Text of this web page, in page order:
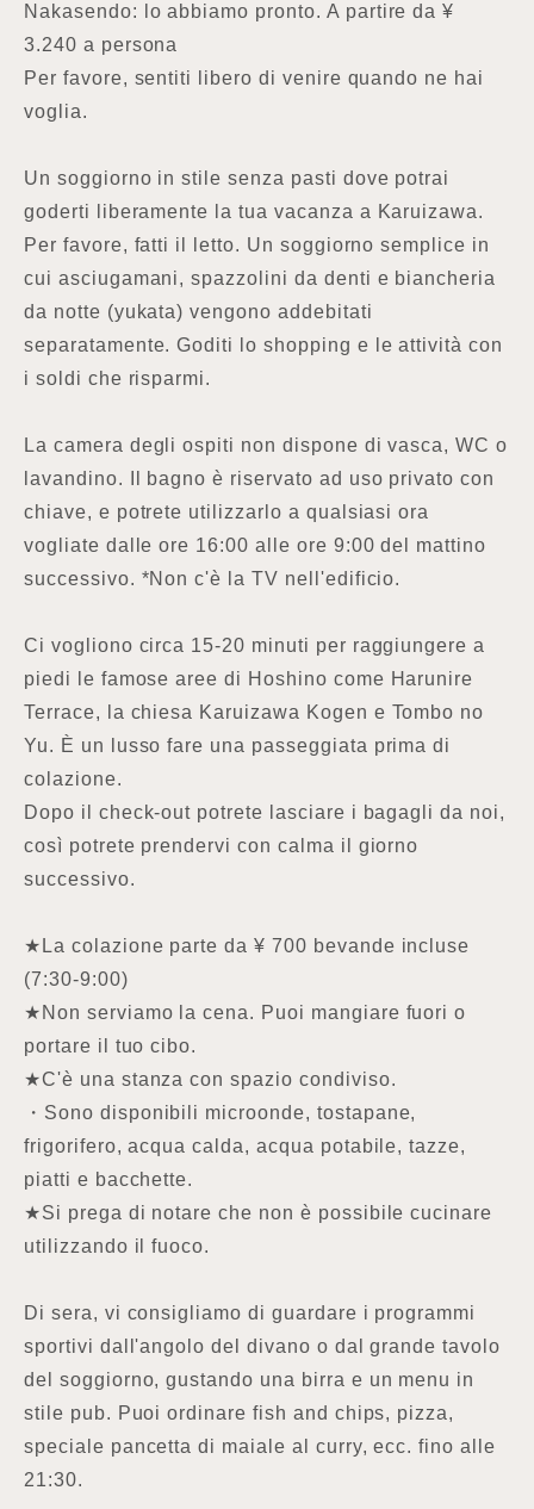
Nakasendo: lo abbiamo pronto. A partire da ¥
3.240 a persona
Per favore, sentiti libero di venire quando ne hai
voglia.
Un soggiorno in stile senza pasti dove potrai
goderti liberamente la tua vacanza a Karuizawa.
Per favore, fatti il letto. Un soggiorno semplice in
cui asciugamani, spazzolini da denti e biancheria
da notte (yukata) vengono addebitati
separatamente. Goditi lo shopping e le attività con
i soldi che risparmi.
La camera degli ospiti non dispone di vasca, WC o
lavandino. Il bagno è riservato ad uso privato con
chiave, e potrete utilizzarlo a qualsiasi ora
vogliate dalle ore 16:00 alle ore 9:00 del mattino
successivo. *Non c'è la TV nell'edificio.
Ci vogliono circa 15-20 minuti per raggiungere a
piedi le famose aree di Hoshino come Harunire
Terrace, la chiesa Karuizawa Kogen e Tombo no
Yu. È un lusso fare una passeggiata prima di
colazione.
Dopo il check-out potrete lasciare i bagagli da noi,
così potrete prendervi con calma il giorno
successivo.
★La colazione parte da ¥ 700 bevande incluse
(7:30-9:00)
★Non serviamo la cena. Puoi mangiare fuori o
portare il tuo cibo.
★C'è una stanza con spazio condiviso.
・Sono disponibili microonde, tostapane,
frigorifero, acqua calda, acqua potabile, tazze,
piatti e bacchette.
★Si prega di notare che non è possibile cucinare
utilizzando il fuoco.
Di sera, vi consigliamo di guardare i programmi
sportivi dall'angolo del divano o dal grande tavolo
del soggiorno, gustando una birra e un menu in
stile pub. Puoi ordinare fish and chips, pizza,
speciale pancetta di maiale al curry, ecc. fino alle
21:30.